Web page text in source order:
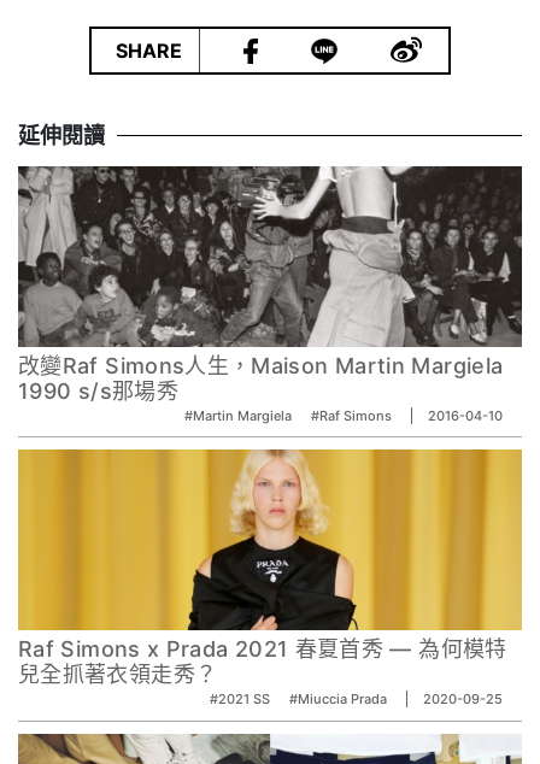
SHARE
延伸閱讀
改變Raf Simons人生，Maison Martin Margiela‬
1990 s/s那場秀
#Martin Margiela #Raf Simons 2016-04-10
Raf Simons x Prada 2021 春夏首秀 — 為何模特
兒全抓著衣領走秀？
#2021 SS #Miuccia Prada 2020-09-25